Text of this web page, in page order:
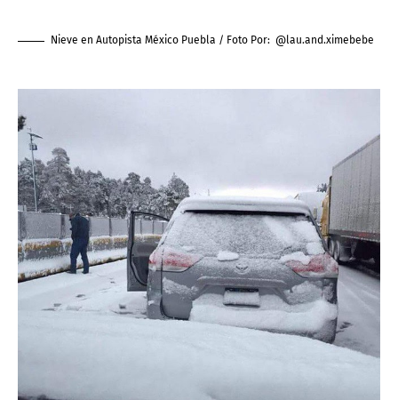
Nieve en Autopista México Puebla / Foto Por: @lau.and.ximebebe